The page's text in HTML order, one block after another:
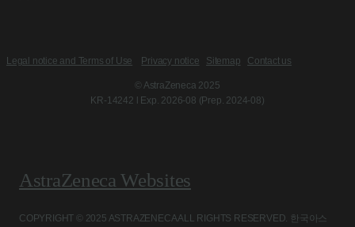
Legal notice and Terms of Use Privacy notice Sitemap Contact us
© AstraZeneca 2025
KR-14242 l Exp. 2026-08 (Prep. 2024-08)
AstraZeneca Websites
COPYRIGHT © 2025 ASTRAZENECA ALL RIGHTS RESERVED. 한국아스